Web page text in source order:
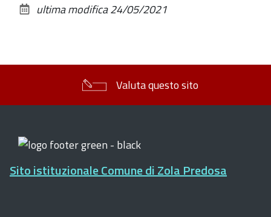
documento
ultima modifica24/05/2021
Valuta questo sito
Sito istituzionale Comune di Zola Predosa